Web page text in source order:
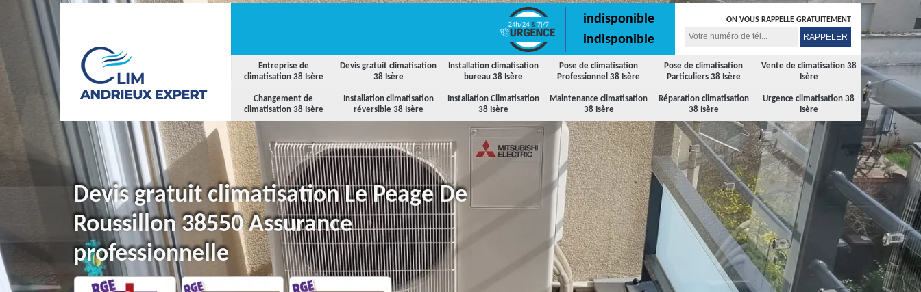
Entreprise de
climatisation 38 Isère
Devis gratuit climatisation
38 Isère
Installation climatisation
bureau 38 Isère
Pose de climatisation
Professionnel 38 Isère
Pose de climatisation
Particuliers 38 Isère
Vente de climatisation 38
Isère
Changement de
climatisation 38 Isère
Installation climatisation
réversible 38 Isère
Installation Climatisation
38 Isère
Maintenance climatisation
38 Isère
Réparation climatisation
38 Isère
Urgence climatisation 38
Isère
indisponible
indisponible
ON VOUS RAPPELLE GRATUITEMENT
Devis gratuit climatisation Le Peage De
Roussillon 38550 Assurance
professionnelle